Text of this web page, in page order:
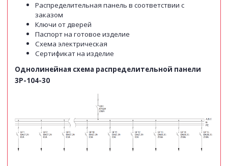
Распределительная панель в соответствии с
заказом
Ключи от дверей
Паспорт на готовое изделие
Схема электрическая
Сертификат на изделие
Однолинейная схема распределительной панели
3P-104-30